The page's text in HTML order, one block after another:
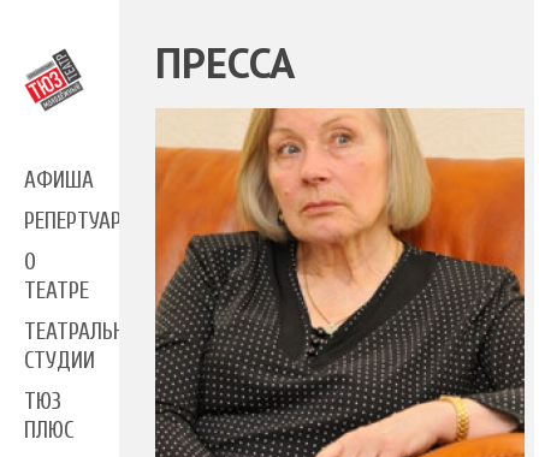
АФИША
РЕПЕРТУАР
О
ТЕАТРЕ
ТЕАТРАЛЬНЫЕ
СТУДИИ
ТЮЗ
ПЛЮС
ПРЕССА